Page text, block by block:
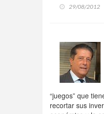
29/08/2012
“juegos” que
recortar sus